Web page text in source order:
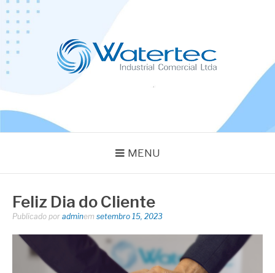
Pular
para
conteúdo
MENU
Feliz Dia do Cliente
Publicado por adminem setembro 15, 2023